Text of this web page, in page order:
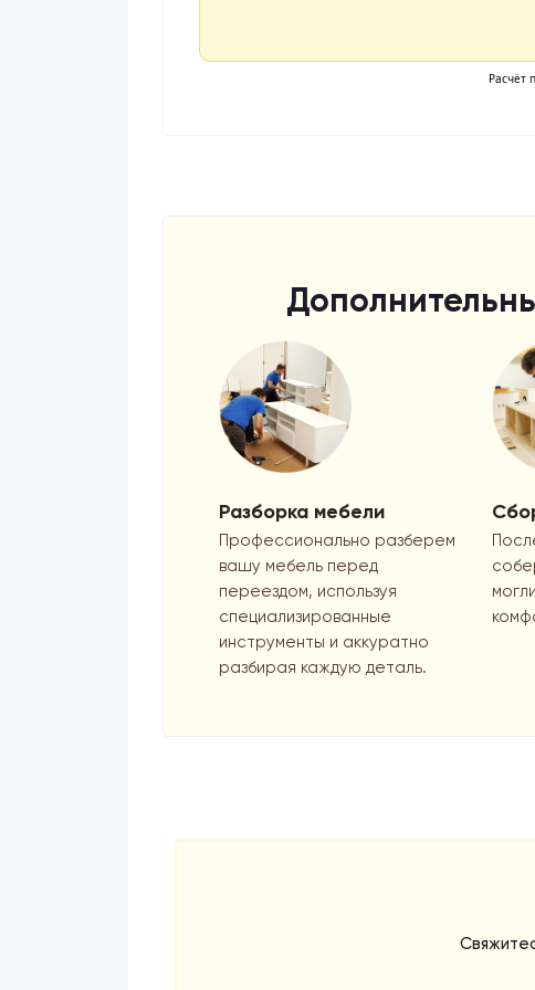
Разборка мебели
Профессионально разберем
вашу мебель перед
переездом, используя
специализированные
инструменты и аккуратно
разбирая каждую деталь.